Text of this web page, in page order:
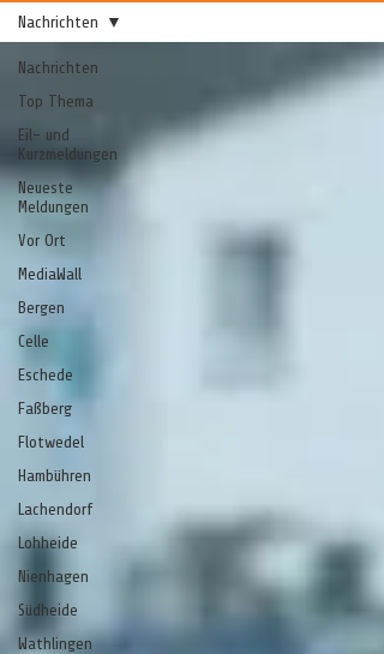
Nachrichten
Top Thema
Eil- und
Kurzmeldungen
Neueste
Meldungen
Vor Ort
MediaWall
Bergen
Celle
Eschede
Faßberg
Flotwedel
Hambühren
Lachendorf
Lohheide
Nienhagen
Südheide
Wathlingen
Nachrichten